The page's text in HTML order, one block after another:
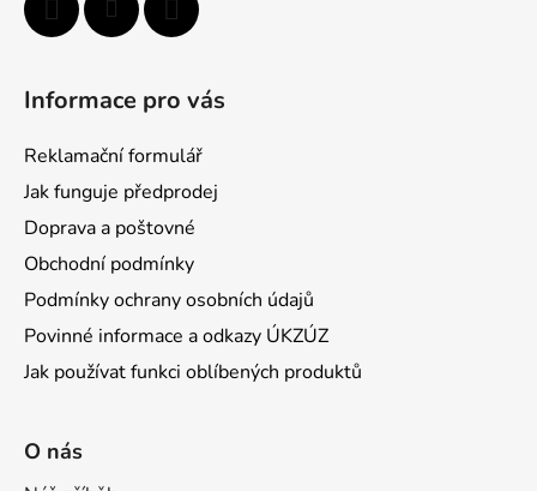
Informace pro vás
Reklamační formulář
Jak funguje předprodej
Doprava a poštovné
Obchodní podmínky
Podmínky ochrany osobních údajů
Povinné informace a odkazy ÚKZÚZ
Jak používat funkci oblíbených produktů
O nás